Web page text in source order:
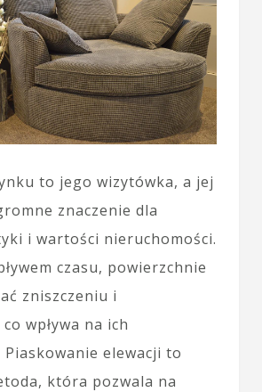
to jego wizytówka, a jej
znaczenie dla
i wartości nieruchomości.
czasu, powierzchnie
zniszczeniu i
wpływa na ich
elewacji to
która pozwala na